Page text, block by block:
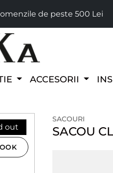
de peste 500 Lei
ACCESORII
out
SACOURI
SACOU